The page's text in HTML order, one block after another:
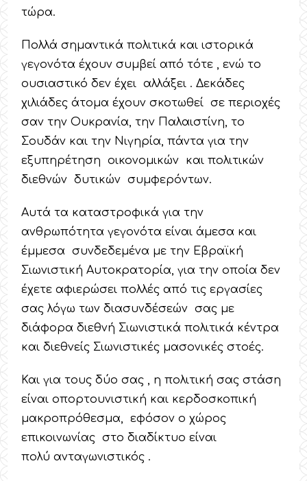
τώρα.
Πολλά σημαντικά πολιτικά και ιστορικά
γεγονότα έχουν συμβεί από τότε , ενώ το
ουσιαστικό δεν έχει αλλάξει . Δεκάδες
χιλιάδες άτομα έχουν σκοτωθεί σε περιοχές
σαν την Ουκρανία, την Παλαιστίνη, το
Σουδάν και την Νιγηρία, πάντα για την
εξυπηρέτηση οικονομικών και πολιτικών
διεθνών δυτικών συμφερόντων.
Αυτά τα καταστροφικά για την
ανθρωπότητα γεγονότα είναι άμεσα και
έμμεσα συνδεδεμένα με την Εβραϊκή
Σιωνιστική Αυτοκρατορία, για την οποία δεν
έχετε αφιερώσει πολλές από τις εργασίες
σας λόγω των διασυνδέσεών σας με
διάφορα διεθνή Σιωνιστικά πολιτικά κέντρα
και διεθνείς Σιωνιστικές μασονικές στοές.
Και για τους δύο σας , η πολιτική σας στάση
είναι οπορτουνιστική και κερδοσκοπική
μακροπρόθεσμα, εφόσον ο χώρος
επικοινωνίας στο διαδίκτυο είναι
πολύ ανταγωνιστικός .